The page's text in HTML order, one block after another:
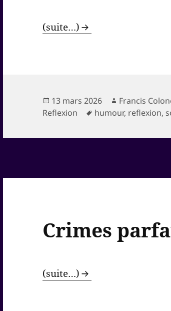
(suite…)
Publié
le
13 mars 2026 Auteur
Francis
Reflexion
Mots-
humour, reflexion,
Crimes
(suite…)